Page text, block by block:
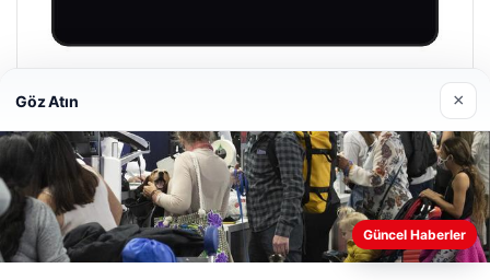
Prenses Night Club
Web sitemizi nasıl kullandığınızı daha iyi anlayabilmek,
Göz Atın ×
Güncel Haberler